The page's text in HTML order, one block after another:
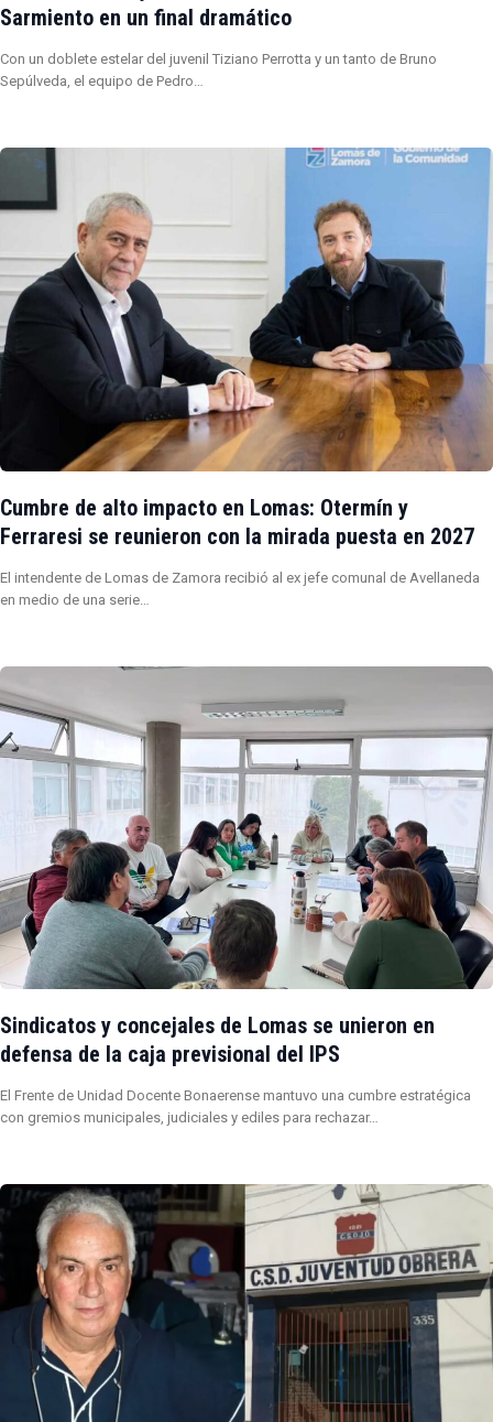
Sarmiento en un final dramático
Con un doblete estelar del juvenil Tiziano Perrotta y un tanto de Bruno
Sepúlveda, el equipo de Pedro…
Cumbre de alto impacto en Lomas: Otermín y
Ferraresi se reunieron con la mirada puesta en 2027
El intendente de Lomas de Zamora recibió al ex jefe comunal de Avellaneda
en medio de una serie…
Sindicatos y concejales de Lomas se unieron en
defensa de la caja previsional del IPS
El Frente de Unidad Docente Bonaerense mantuvo una cumbre estratégica
con gremios municipales, judiciales y ediles para rechazar…